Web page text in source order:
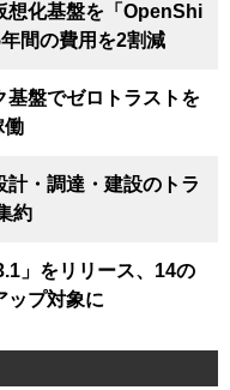
想化基盤を「OpenShi
間の費用を2割減
基盤でゼロトラストを
働
計・調達・建設のトラ
約
」をリリース、14の
ップ対象に